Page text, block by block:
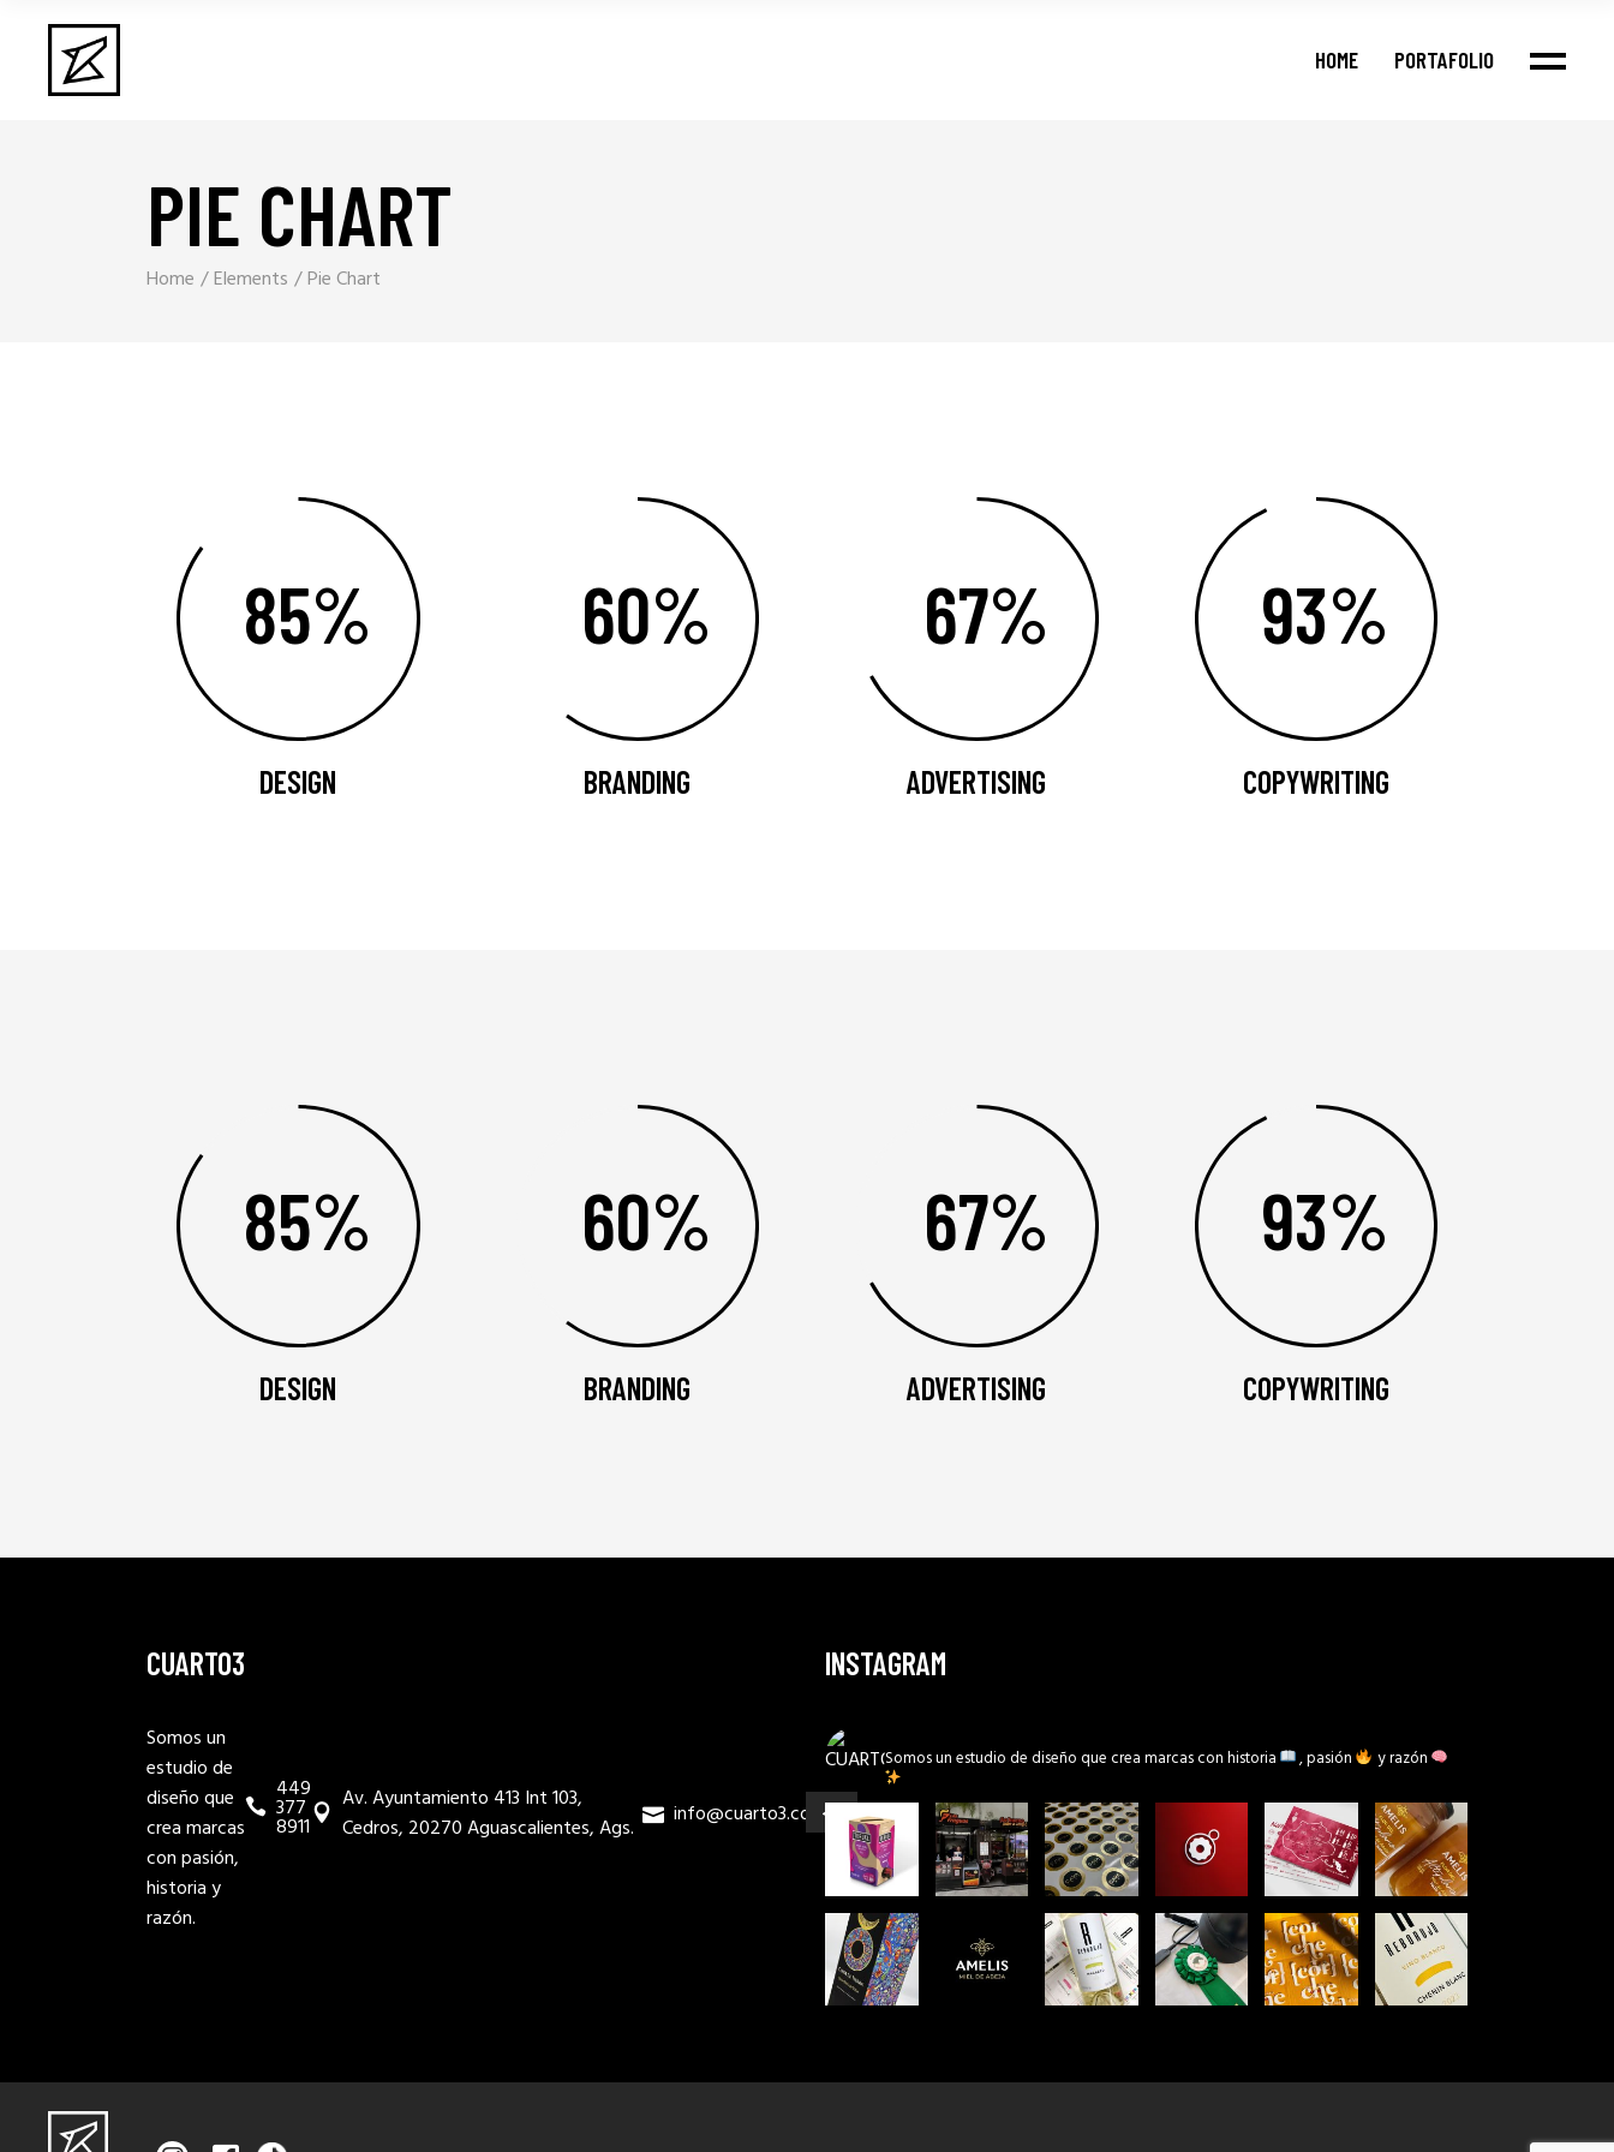
HOME PORTAFOLIO
PIE CHART
Home Elements Pie Chart
85%
DESIGN
60%
BRANDING
67%
ADVERTISING
93%
COPYWRITING
85%
DESIGN
60%
BRANDING
67%
ADVERTISING
93%
COPYWRITING
CUARTO3
Somos un
estudio de
diseño que
crea marcas
con pasión,
historia y
razón.
449
377
8911
Av. Ayuntamiento 413 Int 103,
Cedros, 20270 Aguascalientes, Ags.
info@cuarto3.com
INSTAGRAM
Somos un estudio de diseño que crea marcas con historia , pasión y razón